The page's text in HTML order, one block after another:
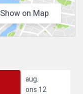
Show on Map
aug.
ons 12